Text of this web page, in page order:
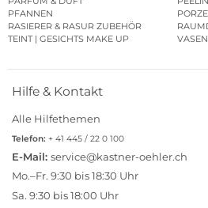
PFANNEN
RASIERER & RASUR ZUBEHÖR
TEINT | GESICHTS MAKE UP
VASEN
Hilfe & Kontakt
Alle Hilfethemen
Telefon: + 41 445 / 22 0 100
E-Mail: service@kastner-oehler.ch
Mo.–Fr. 9:30 bis 18:30 Uhr
Sa. 9:30 bis 18:00 Uhr